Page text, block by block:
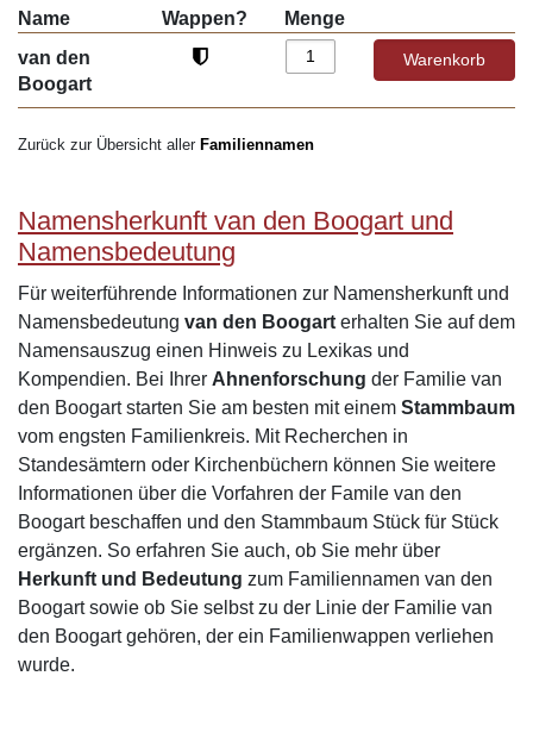
Name Wappen?
Menge
van den
Boogart
Zurück zur Übersicht aller Familiennamen
Namensherkunft van den Boogart und
Namensbedeutung
Für weiterführende Informationen zur Namensherkunft und
Namensbedeutung van den Boogart erhalten Sie auf dem
Namensauszug einen Hinweis zu Lexikas und
Kompendien. Bei Ihrer Ahnenforschung der Familie van
den Boogart starten Sie am besten mit einem Stammbaum
vom engsten Familienkreis. Mit Recherchen in
Standesämtern oder Kirchenbüchern können Sie weitere
Informationen über die Vorfahren der Famile van den
Boogart beschaffen und den Stammbaum Stück für Stück
ergänzen. So erfahren Sie auch, ob Sie mehr über
Herkunft und Bedeutung zum Familiennamen van den
Boogart sowie ob Sie selbst zu der Linie der Familie van
den Boogart gehören, der ein Familienwappen verliehen
wurde.